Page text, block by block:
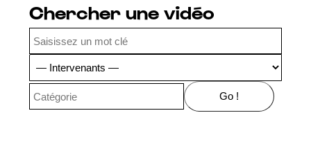
Chercher une vidéo